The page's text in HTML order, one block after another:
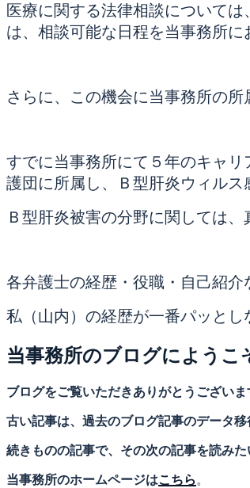
医療に関する法律相談について
は、相談可能な日程を当事務所に
さらに、この機会に当事務所の
すでに当事務所にて５年のキャ
護団に所属し、Ｂ型肝炎ウィルス
Ｂ型肝炎被害の分野に関しては
各弁護士の経歴・役職・自己紹
私（山内）の経歴が一番パッとし
当事務所のブログにようこ
ブログをご覧いただきありがとうござい
古い記事は、過去のブログ記事のデータ
続きものの記事で、その次の記事を読み
当事務所のホームページはこちら 。